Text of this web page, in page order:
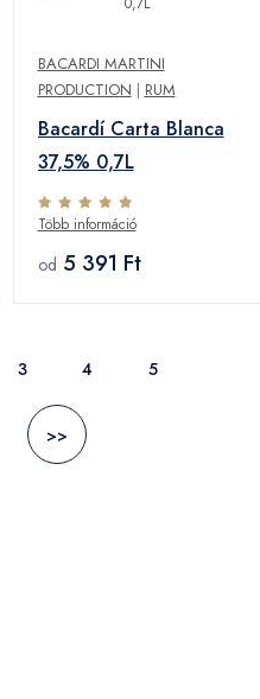
BACARDI MARTINI
PRODUCTION | RUM
Bacardí Carta Blanca
37,5% 0,7L
Több információ
od 5 391 Ft
3 4 5
>>